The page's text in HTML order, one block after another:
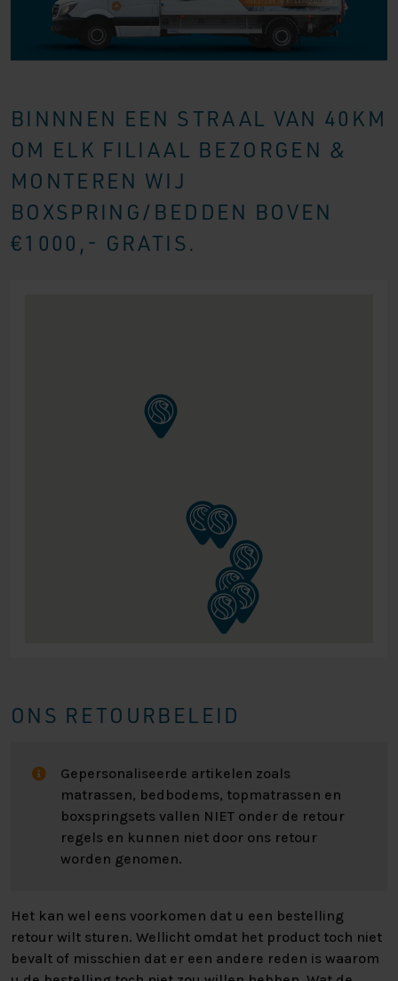
BINNNEN EEN STRAAL VAN 40KM
OM ELK FILIAAL BEZORGEN &
MONTEREN WIJ
BOXSPRING/BEDDEN BOVEN
€1000,- GRATIS.
ONS RETOURBELEID
Gepersonaliseerde artikelen zoals
matrassen, bedbodems, topmatrassen en
boxspringsets vallen NIET onder de retour
regels en kunnen niet door ons retour
worden genomen.
Het kan wel eens voorkomen dat u een bestelling
retour wilt sturen. Wellicht omdat het product toch niet
bevalt of misschien dat er een andere reden is waarom